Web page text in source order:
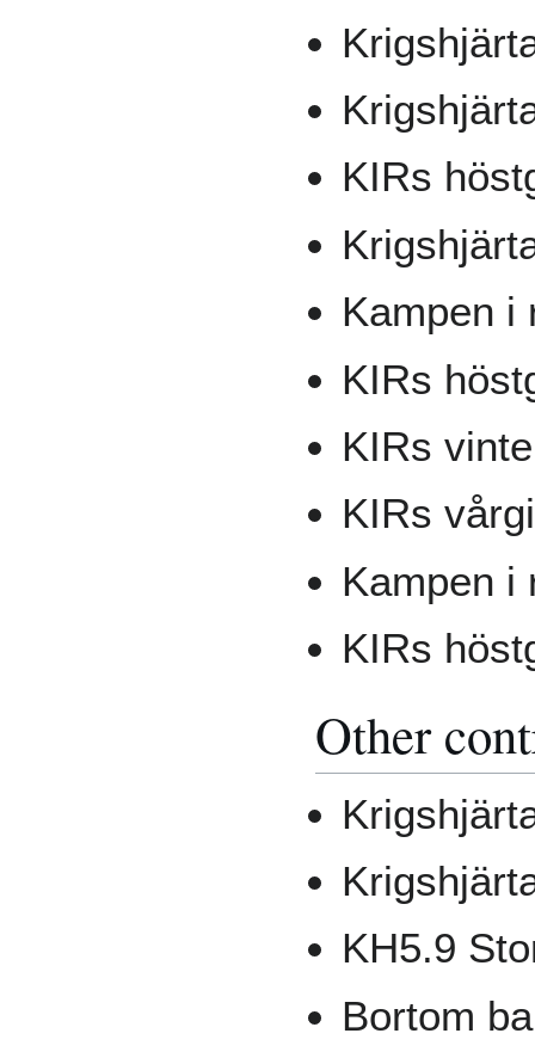
KIRs
Kampen i
KIRs
KIRs
KIRs
Kampen i
KIRs
Other
KH5.9
Bortom